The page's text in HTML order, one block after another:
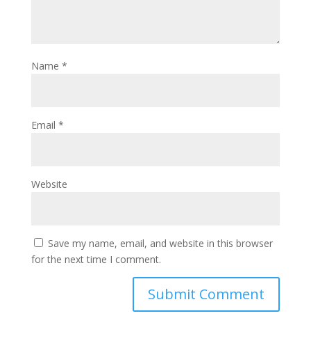
Name *
Email *
Website
Save my name, email, and website in this browser
for the next time I comment.